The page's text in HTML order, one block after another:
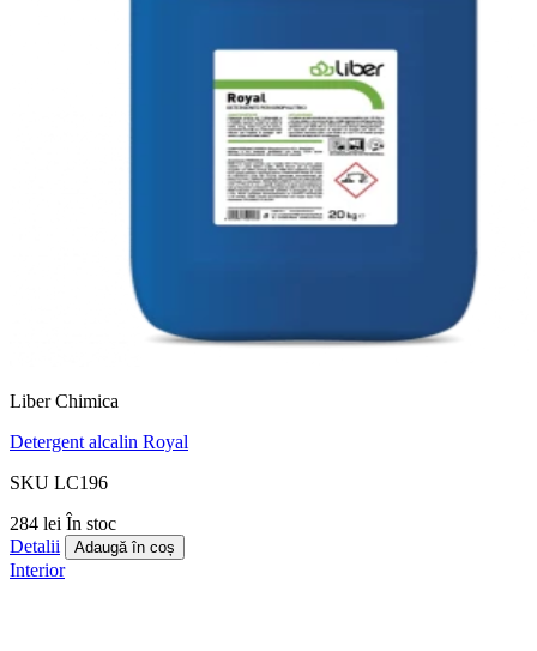
Liber Chimica
Detergent alcalin Royal
SKU LC196
284 lei În stoc
Detalii
Adaugă în coș
Interior